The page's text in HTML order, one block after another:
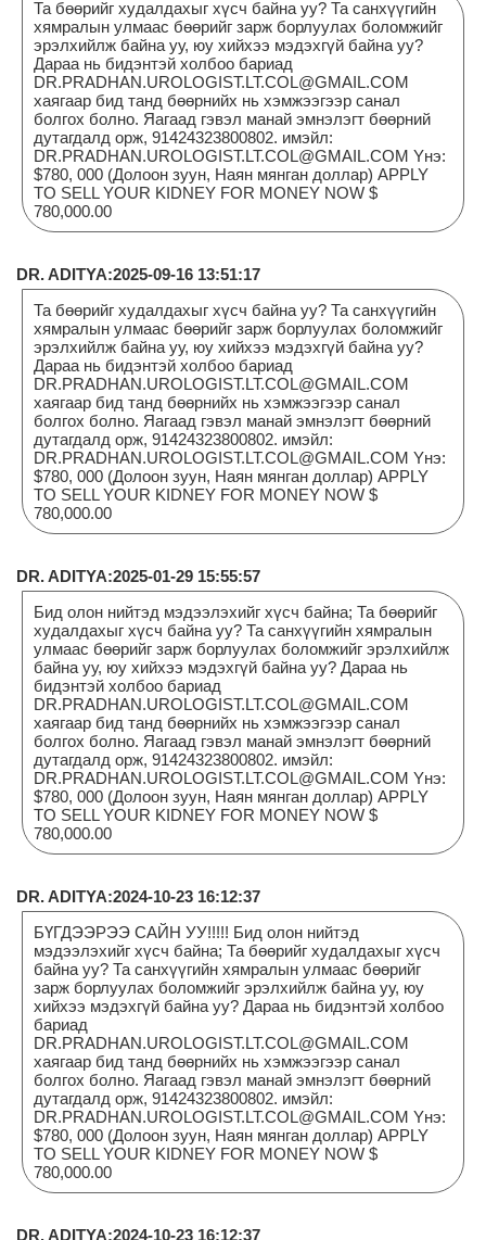
Та бөөрийг худалдахыг хүсч байна уу? Та санхүүгийн
хямралын улмаас бөөрийг зарж борлуулах боломжийг
эрэлхийлж байна уу, юу хийхээ мэдэхгүй байна уу?
Дараа нь бидэнтэй холбоо бариад
DR.PRADHAN.UROLOGIST.LT.COL@GMAIL.COM
хаягаар бид танд бөөрнийх нь хэмжээгээр санал
болгох болно. Яагаад гэвэл манай эмнэлэгт бөөрний
дутагдалд орж, 91424323800802. имэйл:
DR.PRADHAN.UROLOGIST.LT.COL@GMAIL.COM Yнэ:
$780, 000 (Долоон зуун, Наян мянган доллар) APPLY
TO SELL YOUR KIDNEY FOR MONEY NOW $
780,000.00
DR. ADITYA:2025-09-16 13:51:17
Та бөөрийг худалдахыг хүсч байна уу? Та санхүүгийн
хямралын улмаас бөөрийг зарж борлуулах боломжийг
эрэлхийлж байна уу, юу хийхээ мэдэхгүй байна уу?
Дараа нь бидэнтэй холбоо бариад
DR.PRADHAN.UROLOGIST.LT.COL@GMAIL.COM
хаягаар бид танд бөөрнийх нь хэмжээгээр санал
болгох болно. Яагаад гэвэл манай эмнэлэгт бөөрний
дутагдалд орж, 91424323800802. имэйл:
DR.PRADHAN.UROLOGIST.LT.COL@GMAIL.COM Yнэ:
$780, 000 (Долоон зуун, Наян мянган доллар) APPLY
TO SELL YOUR KIDNEY FOR MONEY NOW $
780,000.00
DR. ADITYA:2025-01-29 15:55:57
Бид олон нийтэд мэдээлэхийг хүсч байна; Та бөөрийг
худалдахыг хүсч байна уу? Та санхүүгийн хямралын
улмаас бөөрийг зарж борлуулах боломжийг эрэлхийлж
байна уу, юу хийхээ мэдэхгүй байна уу? Дараа нь
бидэнтэй холбоо бариад
DR.PRADHAN.UROLOGIST.LT.COL@GMAIL.COM
хаягаар бид танд бөөрнийх нь хэмжээгээр санал
болгох болно. Яагаад гэвэл манай эмнэлэгт бөөрний
дутагдалд орж, 91424323800802. имэйл:
DR.PRADHAN.UROLOGIST.LT.COL@GMAIL.COM Yнэ:
$780, 000 (Долоон зуун, Наян мянган доллар) APPLY
TO SELL YOUR KIDNEY FOR MONEY NOW $
780,000.00
DR. ADITYA:2024-10-23 16:12:37
БҮГДЭЭРЭЭ САЙН УУ!!!!! Бид олон нийтэд
мэдээлэхийг хүсч байна; Та бөөрийг худалдахыг хүсч
байна уу? Та санхүүгийн хямралын улмаас бөөрийг
зарж борлуулах боломжийг эрэлхийлж байна уу, юу
хийхээ мэдэхгүй байна уу? Дараа нь бидэнтэй холбоо
бариад
DR.PRADHAN.UROLOGIST.LT.COL@GMAIL.COM
хаягаар бид танд бөөрнийх нь хэмжээгээр санал
болгох болно. Яагаад гэвэл манай эмнэлэгт бөөрний
дутагдалд орж, 91424323800802. имэйл:
DR.PRADHAN.UROLOGIST.LT.COL@GMAIL.COM Yнэ:
$780, 000 (Долоон зуун, Наян мянган доллар) APPLY
TO SELL YOUR KIDNEY FOR MONEY NOW $
780,000.00
DR. ADITYA:2024-10-23 16:12:37